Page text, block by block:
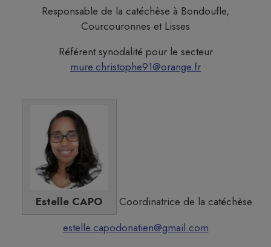
Responsable de la catéchèse à Bondoufle,
Courcouronnes et Lisses
Référent synodalité pour le secteur
mure.christophe91@orange.fr
Estelle CAPO
Coordinatrice de la catéchèse
estelle.capodonatien@gmail.com